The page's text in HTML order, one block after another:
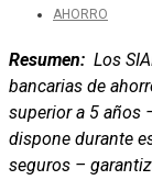
AHORRO
Resumen: Los
bancarias de
superior a 5 años
dispone durante
seguros –